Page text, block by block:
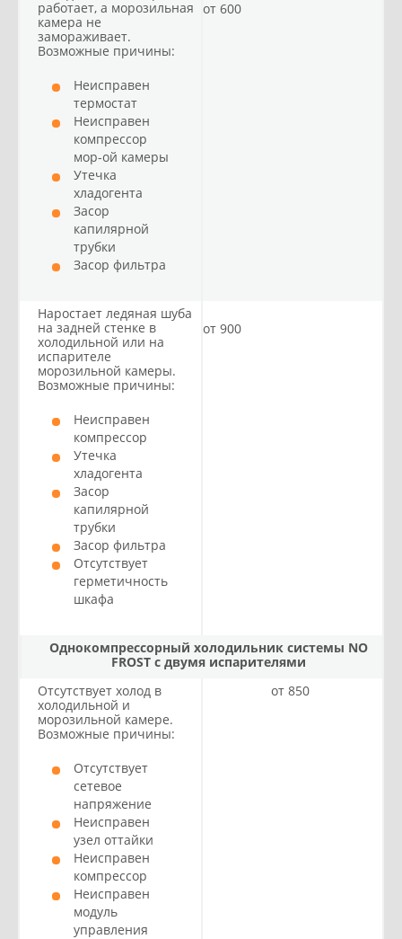
работает, а морозильная
камера не
замораживает.
Возможные причины:
Неисправен
термостат
Неисправен
компрессор
мор-ой камеры
Утечка
хладогента
Засор
капилярной
трубки
Засор фильтра
от 600
Наростает ледяная шуба
на задней стенке в
холодильной или на
испарителе
морозильной камеры.
Возможные причины:
Неисправен
компрессор
Утечка
хладогента
Засор
капилярной
трубки
Засор фильтра
Отсутствует
герметичность
шкафа
от 900
Однокомпрессорный холодильник системы NO
FROST с двумя испарителями
Отсутствует холод в
холодильной и
морозильной камере.
Возможные причины:
Отсутствует
сетевое
напряжение
Неисправен
узел оттайки
Неисправен
компрессор
Неисправен
модуль
управления
от 850